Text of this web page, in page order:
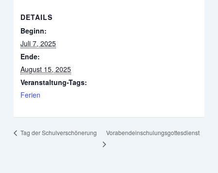
DETAILS
Beginn:
Juli 7, 2025
Ende:
August 15, 2025
Veranstaltung-Tags:
Ferien
Tag der Schulverschönerung Vorabendeinschulungsgottesdienst